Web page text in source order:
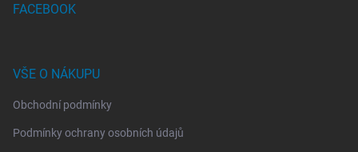
FACEBOOK
VŠE O NÁKUPU
Obchodní podmínky
Podmínky ochrany osobních údajů